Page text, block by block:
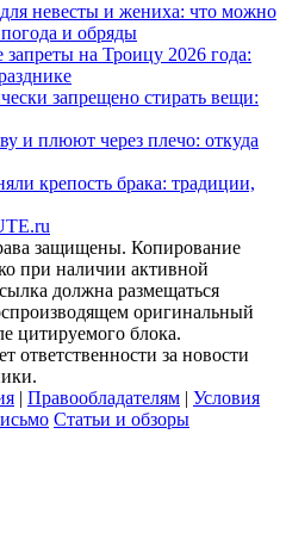
невесты и жениха: что можно
и обряды
на Троицу 2026 года:
запрещено стирать вещи:
и плюют через плечо: откуда
крепость брака: традиции,
защищены. Копирование
при наличии активной
должна размещаться
оригинальный
цитируемого блока.
ответственности за новости
| Правообладателям | Условия
Статьи и обзоры